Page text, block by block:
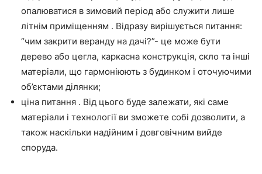
опалюватися в зимовий період або служити лише
літнім приміщенням . Відразу вирішується питання:
“чим закрити веранду на дачі?”- це може бути
дерево або цегла, каркасна конструкція, скло та інші
матеріали, що гармоніюють з будинком і оточуючими
об’єктами ділянки;
ціна питання . Від цього буде залежати, які саме
матеріали і технології ви зможете собі дозволити, а
також наскільки надійним і довговічним вийде
споруда.